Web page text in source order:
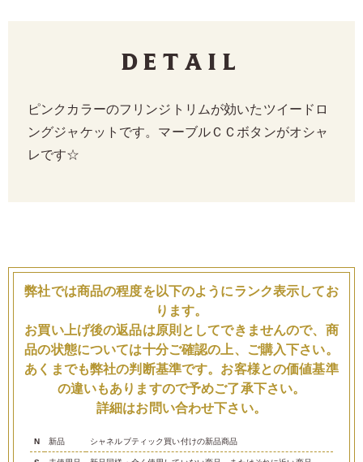
Detail
ピンクカラーのフリンジトリムが効いたツイードロ
ングジャケットです。マーブルＣＣボタンがオシャ
レです☆
弊社では商品の程度を以下のようにランク表示してお
ります。
お買い上げ後の返品は原則としてできませんので、商
品の状態については十分ご確認の上、ご購入下さい。
あくまでも弊社の判断基準です。お客様との価値基準
の違いもありますので予めご了承下さい。
詳細はお問い合わせ下さい。
N 新品 シャネルブティック買い付けの新品商品